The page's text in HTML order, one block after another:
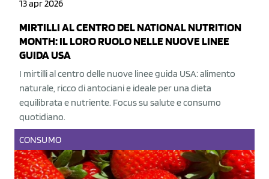
13 apr 2026
MIRTILLI AL CENTRO DEL NATIONAL NUTRITION
MONTH: IL LORO RUOLO NELLE NUOVE LINEE
GUIDA USA
I mirtilli al centro delle nuove linee guida USA: alimento
naturale, ricco di antociani e ideale per una dieta
equilibrata e nutriente. Focus su salute e consumo
quotidiano.
CONSUMO